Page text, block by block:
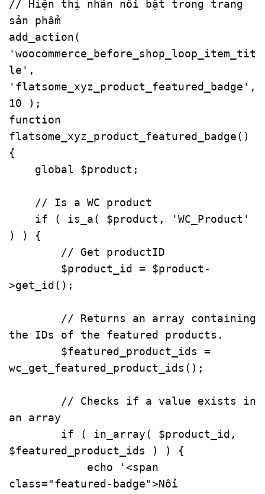
// Hiện thị nhãn nổi bật trong trang
sản phẩm
add_action
'woocommerce_before_shop_loop_item_tit
le'
'flatsome_xyz_product_featured_badge'
10
function
flatsome_xyz_product_featured_badge (
{
global
$product ;
// Is a WC product
if ( is_a ( $product ,
'WC_Product'
) ) {
// Get productID
$product_id
= $product -
>get_id ();
// Returns an array containing
the IDs of the featured products.
$featured_product_ids
wc_get_featured_product_ids ();
// Checks if a value exists in
an array
if ( in_array ( $product_id
$featured_product_ids ) ) {
echo
'<span
class="featured-badge">Nổi